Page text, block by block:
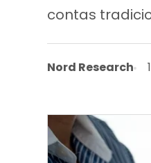
contas
Nord Research